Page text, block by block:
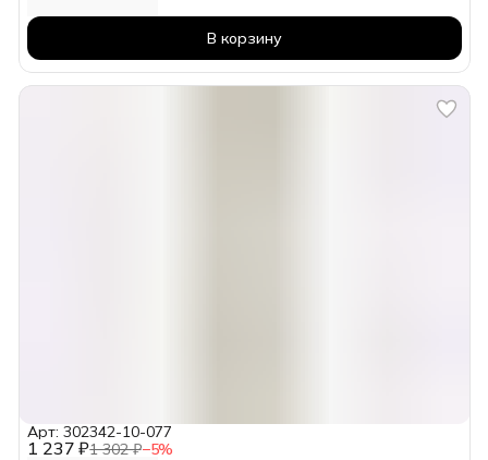
В корзину
1 237 ₽1 302 ₽−5%
Арт: 302342-10-077